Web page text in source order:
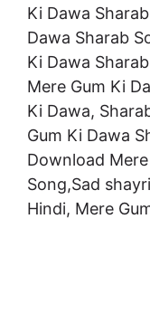
Ki Dawa
Dawa Sharab
Ki Dawa
Mere Gum Ki
Ki Dawa,
Gum Ki Dawa
Download
Song,Sad
Hindi, Mere